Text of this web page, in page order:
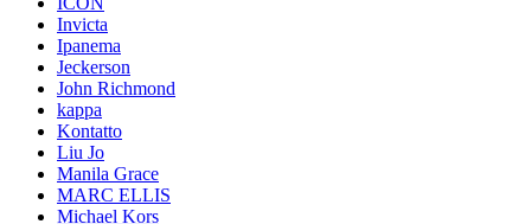
Invicta
Ipanema
Jeckerson
John Richmond
kappa
Kontatto
Liu Jo
Manila Grace
MARC ELLIS
Michael Kors